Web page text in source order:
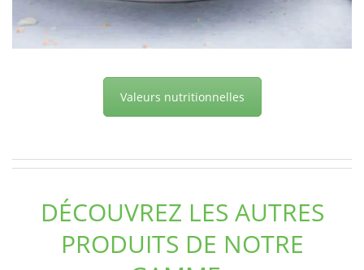
Valeurs nutritionnelles
DÉCOUVREZ LES AUTRES
PRODUITS DE NOTRE